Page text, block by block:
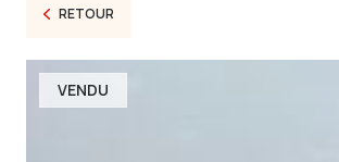
RETOUR
VENDU